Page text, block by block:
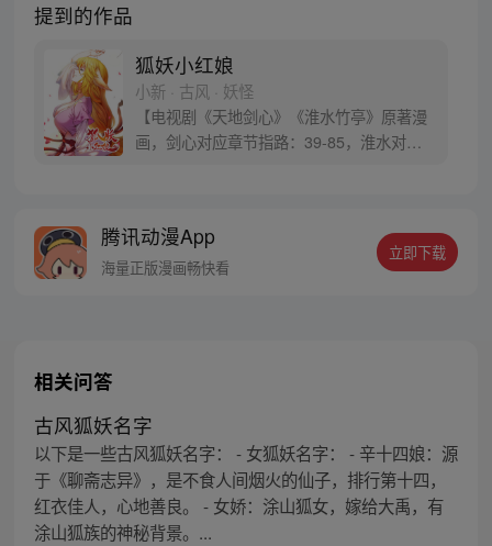
提到的作品
狐妖小红娘
小新 · 古风 · 妖怪
【电视剧《天地剑心》《淮水竹亭》原著漫
画，剑心对应章节指路：39-85，淮水对应
腾讯动漫App
海量正版漫画畅快看
立即下载
相关问答
古风狐妖名字
以下是一些古风狐妖名字： - 女狐妖名字： - 辛十四娘：源
于《聊斋志异》，是不食人间烟火的仙子，排行第十四，
红衣佳人，心地善良。 - 女娇：涂山狐女，嫁给大禹，有
涂山狐族的神秘背景。...